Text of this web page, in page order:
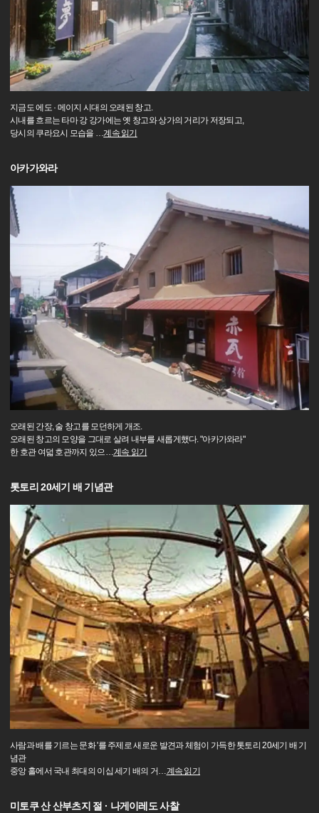
지금도 에도 · 메이지 시대의 오래된 창고.
시내를 흐르는 타마 강 강가에는 옛 창고와 상가의 거리가 저장되고,
당시의 쿠라요시 모습을 …계속 읽기
아카가와라
오래된 간장, 술 창고를 모던하게 개조.
오래된 창고의 모양을 그대로 살려 내부를 새롭게했다. "아카가와라"
한 호관 여덟 호관까지 있으…계속 읽기
톳토리 20세기 배 기념관
사람과 배를 기르는 문화 '를 주제로 새로운 발견과 체험이 가득한 톳토리 20세기 배 기
념관
중앙 홀에서 국내 최대의 이십 세기 배의 거…계속 읽기
미토쿠 산 산부츠지 절 · 나게이레도 사찰